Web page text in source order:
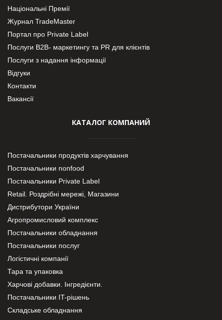
Національні Премії
Журнал TradeMaster
Портал про Private Label
Послуги В2В- маркетингу та PR для клієнтів
Послуги з надання інформації
Відгуки
Контакти
Вакансії
КАТАЛОГ КОМПАНИЙ
Постачальники продуктів харчування
Постачальники nonfood
Постачальники Private Label
Retail. Роздрібні мережі, Магазини
Дистрибутори України
Агропромисловий комплекс
Постачальники обладнання
Постачальники послуг
Логістичні компанії
Тара та упаковка
Харчові добавки. Інгредієнти.
Постачальники IT-рішень
Складське обладнання